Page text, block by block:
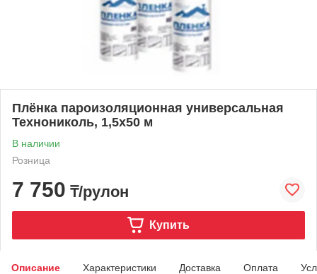
Плёнка пароизоляционная универсальная
Технониколь, 1,5х50 м
В наличии
Розница
7 750 ₸/рулон
Купить
Описание Характеристики Доставка Оплата